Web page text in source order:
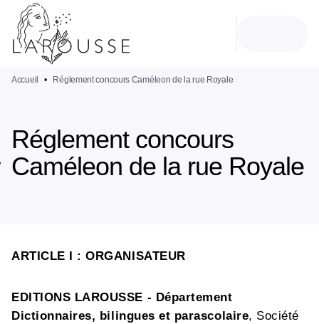
MENU
PIED DE PAGE
Accueil • Réglement concours Caméleon de la rue Royale
Réglement concours
Caméleon de la rue Royale
ARTICLE I : ORGANISATEUR
EDITIONS LAROUSSE - Département
Dictionnaires, bilingues et parascolaire, Société